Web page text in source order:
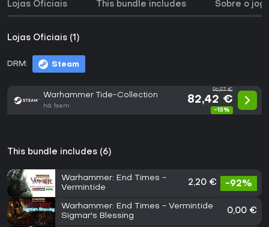
Lojas Oficiais This bundle includes Sobre o
Lojas Oficiais (1)
DRM: Steam
Warhammer Tide-Collection
há 1sem
96,97 €
82,42 €
-15%
This bundle includes (6)
Warhammer: End Times -
Vermintide
2,20 € -92%
Warhammer: End Times - Vermintide
Sigmar's Blessing
0,00 €